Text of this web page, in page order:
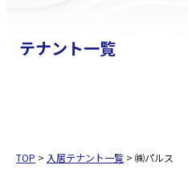
テナント一覧
TOP > 入居テナント一覧 >㈱パルス